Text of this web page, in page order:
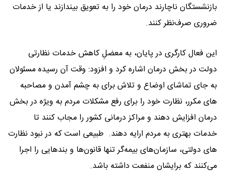
بازنشستگان ناچارند درمان خود را به تعویق بیندازند یا از خدمات
ضروری صرف‌نظر کنند.
این فعال کارگری در پایان، به معضلِ کاهش خدمات نظارتی
دولت در بخش درمان اشاره کرد و افزود: وقت آن رسیده مسئولان
به جای تماشای اوضاع و تلاش برای به چشم آمدن و مصاحبه
های مکرر، نظارت خود را برای رفع مشکلات مردم به ویژه در بخش
درمان افزایش دهند و مراکز درمانی کشور را مجاب کنند تا
خدمات بهتری به مردم ارایه دهند. طبیعی است که در نبود نظارت
های دولتی، سازمان‌های بیمه‌گر تنها قانون‌ها و بندهایی را اجرا
می‌کنند که برایشان منفعت داشته باشد.